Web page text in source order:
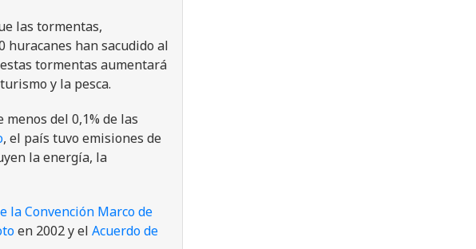
las tormentas,
huracanes han sacudido al
tormentas aumentará
y la pesca.
del 0,1% de las
, el país tuvo emisiones de
la energía, la
la Convención Marco de
en 2002 y el Acuerdo de